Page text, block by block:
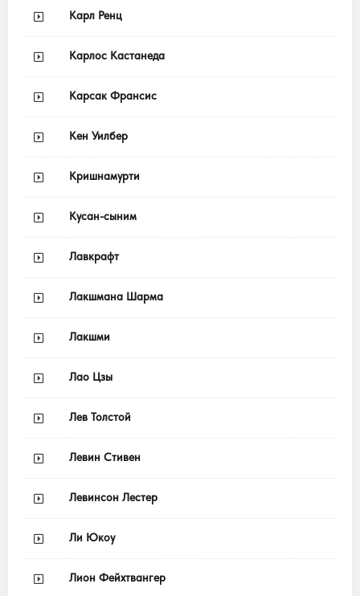
Карл Ренц
Карлос Кастанеда
Карсак Франсис
Кен Уилбер
Кришнамурти
Кусан-сыним
Лавкрафт
Лакшмана Шарма
Лакшми
Лао Цзы
Лев Толстой
Левин Стивен
Левинсон Лестер
Ли Юкоу
Лион Фейхтвангер